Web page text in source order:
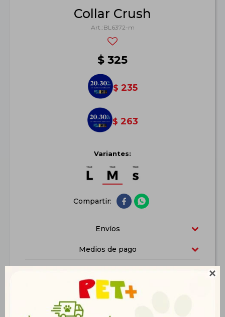

Collar Crush
BL6372-m
$ 325
$ 235
$ 263
Variantes:
 
Envíos
Medios de pago